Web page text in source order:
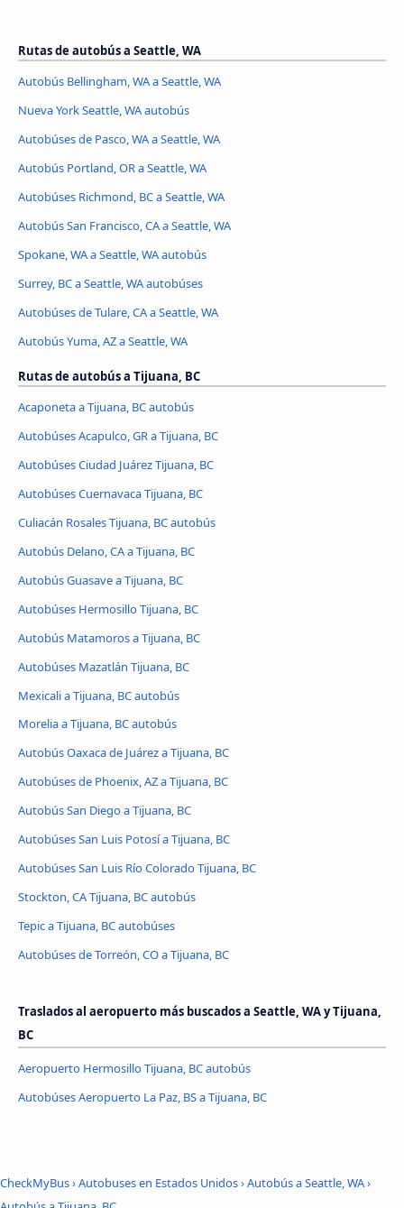
Rutas de autobús a Seattle, WA
Autobús Bellingham, WA a Seattle, WA
Nueva York Seattle, WA autobús
Autobúses de Pasco, WA a Seattle, WA
Autobús Portland, OR a Seattle, WA
Autobúses Richmond, BC a Seattle, WA
Autobús San Francisco, CA a Seattle, WA
Spokane, WA a Seattle, WA autobús
Surrey, BC a Seattle, WA autobúses
Autobúses de Tulare, CA a Seattle, WA
Autobús Yuma, AZ a Seattle, WA
Rutas de autobús a Tijuana, BC
Acaponeta a Tijuana, BC autobús
Autobúses Acapulco, GR a Tijuana, BC
Autobúses Ciudad Juárez Tijuana, BC
Autobúses Cuernavaca Tijuana, BC
Culiacán Rosales Tijuana, BC autobús
Autobús Delano, CA a Tijuana, BC
Autobús Guasave a Tijuana, BC
Autobúses Hermosillo Tijuana, BC
Autobús Matamoros a Tijuana, BC
Autobúses Mazatlán Tijuana, BC
Mexicali a Tijuana, BC autobús
Morelia a Tijuana, BC autobús
Autobús Oaxaca de Juárez a Tijuana, BC
Autobúses de Phoenix, AZ a Tijuana, BC
Autobús San Diego a Tijuana, BC
Autobúses San Luis Potosí a Tijuana, BC
Autobúses San Luis Río Colorado Tijuana, BC
Stockton, CA Tijuana, BC autobús
Tepic a Tijuana, BC autobúses
Autobúses de Torreón, CO a Tijuana, BC
Traslados al aeropuerto más buscados a Seattle, WA y Tijuana,
BC
Aeropuerto Hermosillo Tijuana, BC autobús
Autobúses Aeropuerto La Paz, BS a Tijuana, BC
CheckMyBus›Autobuses en Estados Unidos›Autobús a Seattle, WA›